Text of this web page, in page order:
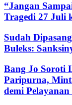
“Jangan
Tragedi 27 Juli
Sudah
Buleks:
Bang Jo Soroti
Paripurna,
demi